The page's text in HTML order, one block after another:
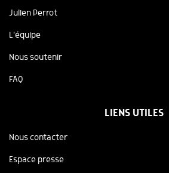
Julien Perrot
L'équipe
Nous soutenir
FAQ
LIENS UTILES
Nous contacter
Espace presse